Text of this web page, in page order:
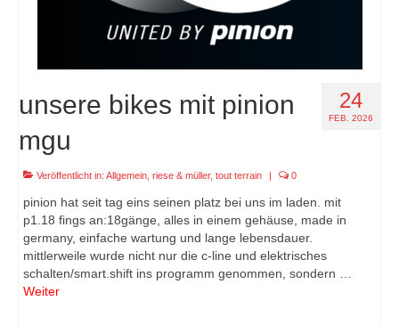
24
FEB. 2026
unsere bikes mit pinion
mgu
Veröffentlicht in: Allgemein riese & müller, tout terrain | 0
pinion hat seit tag eins seinen platz bei uns im laden. mit
p1.18 fings an:18gänge, alles in einem gehäuse, made in
germany, einfache wartung und lange lebensdauer.
mittlerweile wurde nicht nur die c-line und elektrisches
schalten/smart.shift ins programm genommen, sondern …
Weiter